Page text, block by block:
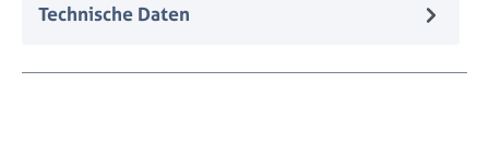
Technische Daten